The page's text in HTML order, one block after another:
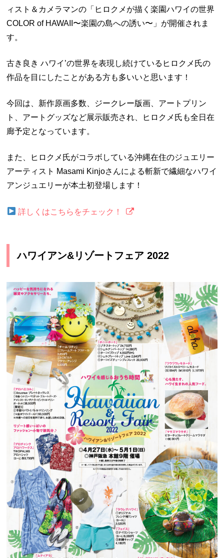
ィスト＆カメラマンの「ヒロクメが描く楽園ハワイの世界
COLOR of HAWAII〜楽園の島への誘い〜」が開催されま
す。
古き良き ハワイ’の世界を表現し続けているヒロクメ氏の
作品を目にしたことがある方も多いいと思います！
今回は、新作原画多数、ジークレー版画、アートプリン
ト、アートグッズなど展示販売され、ヒロクメ氏も全日在
廊予定となっています。
また、ヒロクメ氏がコラボしている沖縄在住のジュエリー
アーティスト Masami Kinjoさんによる斬新で繊細なハワイ
アンジュエリーが本土初登場します！
詳しくはこちらをチェック！
ハワイアン&リゾートフェア 2022